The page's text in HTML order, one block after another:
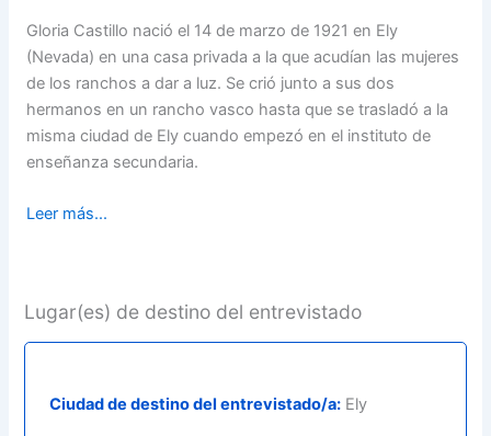
Gloria Castillo nació el 14 de marzo de 1921 en Ely
(Nevada) en una casa privada a la que acudían las mujeres
de los ranchos a dar a luz. Se crió junto a sus dos
hermanos en un rancho vasco hasta que se trasladó a la
misma ciudad de Ely cuando empezó en el instituto de
enseñanza secundaria.
Leer más...
Lugar(es) de destino del entrevistado
Ciudad de destino del entrevistado/a: Ely